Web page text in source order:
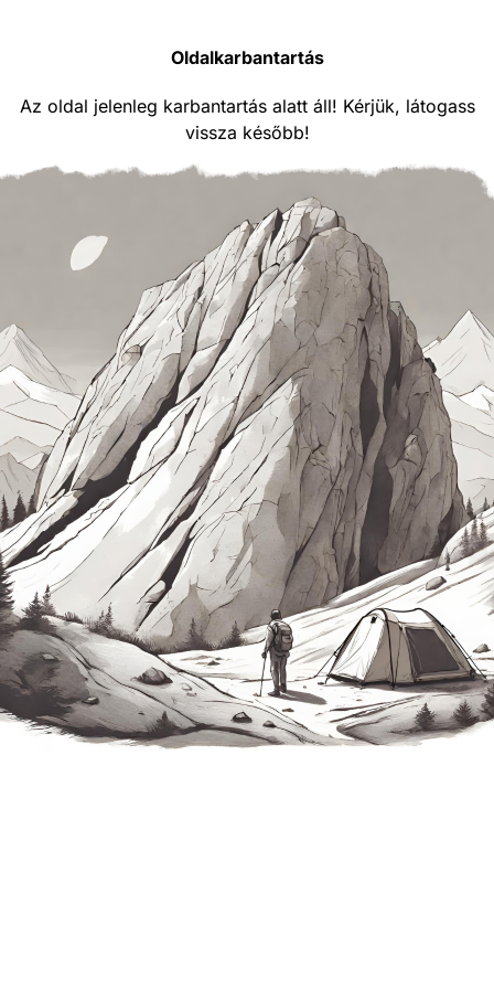
Oldalkarbantartás
Az oldal jelenleg karbantartás alatt áll! Kérjük, látogass
vissza később!